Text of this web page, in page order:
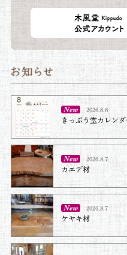
2026.8.6
きっぷう堂カレンダ
2026.8.7
カエデ材
2026.8.7
ケヤキ材⁡